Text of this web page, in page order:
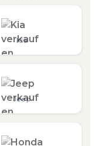
Kia
Jeep